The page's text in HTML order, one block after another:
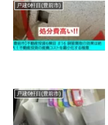
戸建6軒目(豊前市)
戸建6軒目(豊前市)